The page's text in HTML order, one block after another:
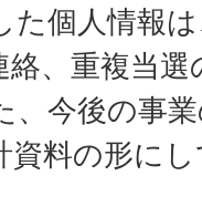
た個人情報
、重複当
、今後の事
資料の形に